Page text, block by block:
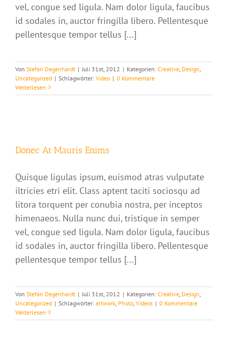
vel, congue sed ligula. Nam dolor ligula, faucibus
id sodales in, auctor fringilla libero. Pellentesque
pellentesque tempor tellus [...]
Von Stefan Degenhardt | Juli 31st, 2012 | Kategorien: Creative Design
Uncategorized | Schlagwörter: Video | 0 Kommentare
Weiterlesen
Donec At Mauris Enims
Quisque ligulas ipsum, euismod atras vulputate
iltricies etri elit. Class aptent taciti sociosqu ad
litora torquent per conubia nostra, per inceptos
himenaeos. Nulla nunc dui, tristique in semper
vel, congue sed ligula. Nam dolor ligula, faucibus
id sodales in, auctor fringilla libero. Pellentesque
pellentesque tempor tellus [...]
Von Stefan Degenhardt | Juli 31st, 2012 | Kategorien: Creative Design
Uncategorized | Schlagwörter: artwork Photo Videos | 0 Kommentare
Weiterlesen